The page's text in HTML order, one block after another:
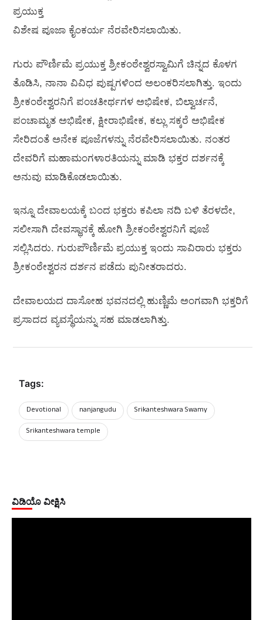
ಪ್ರಯುಕ್ತ
ವಿಶೇಷ ಪೂಜಾ ಕೈಂಕರ್ಯ ನೆರವೇರಿಸಲಾಯಿತು.
ಗುರು ಪೌರ್ಣಿಮೆ ಪ್ರಯುಕ್ತ ಶ್ರೀಕಂಠೇಶ್ವರಸ್ವಾಮಿಗೆ ಚಿನ್ನದ ಕೊಳಗ
ತೊಡಿಸಿ, ನಾನಾ ವಿವಿಧ ಪುಷ್ಪಗಳಿಂದ ಅಲಂಕರಿಸಲಾಗಿತ್ತು. ಇಂದು
ಶ್ರೀಕಂಠೇಶ್ವರನಿಗೆ ಪಂಚತೀರ್ಥಗಳ ಅಭಿಷೇಕ, ಬಿಲ್ವಾರ್ಚನೆ,
ಪಂಚಾಮೃತ ಅಭಿಷೇಕ, ಕ್ಷೀರಾಭಿಷೇಕ, ಕಲ್ಲು ಸಕ್ಕರೆ ಅಭಿಷೇಕ
ಸೇರಿದಂತೆ ಅನೇಕ ಪೂಜೆಗಳನ್ನು ನೆರವೇರಿಸಲಾಯಿತು. ನಂತರ
ದೇವರಿಗೆ ಮಹಾಮಂಗಳಾರತಿಯನ್ನು ಮಾಡಿ ಭಕ್ತರ ದರ್ಶನಕ್ಕೆ
ಅನುವು ಮಾಡಿಕೊಡಲಾಯಿತು.
ಇನ್ನೂ ದೇವಾಲಯಕ್ಕೆ ಬಂದ ಭಕ್ತರು ಕಪಿಲಾ ನದಿ ಬಳಿ ತೆರಳದೇ,
ಸಲೀಸಾಗಿ ದೇವಸ್ಥಾನಕ್ಕೆ ಹೋಗಿ ಶ್ರೀಕಂಠೇಶ್ವರನಿಗೆ ಪೂಜೆ
ಸಲ್ಲಿಸಿದರು. ಗುರುಪೌರ್ಣಿಮೆ ಪ್ರಯುಕ್ತ ಇಂದು ಸಾವಿರಾರು ಭಕ್ತರು
ಶ್ರೀಕಂಠೇಶ್ವರನ ದರ್ಶನ ಪಡೆದು ಪುನೀತರಾದರು.
ದೇವಾಲಯದ ದಾಸೋಹ ಭವನದಲ್ಲಿ ಹುಣ್ಣಿಮೆ ಅಂಗವಾಗಿ ಭಕ್ತರಿಗೆ
ಪ್ರಸಾದದ ವ್ಯವಸ್ಥೆಯನ್ನು ಸಹ ಮಾಡಲಾಗಿತ್ತು.
Tags:
Devotional nanjangudu
Srikanteshwara Swamy
Srikanteshwara temple
ವಿಡಿಯೊ ವೀಕ್ಷಿಸಿ